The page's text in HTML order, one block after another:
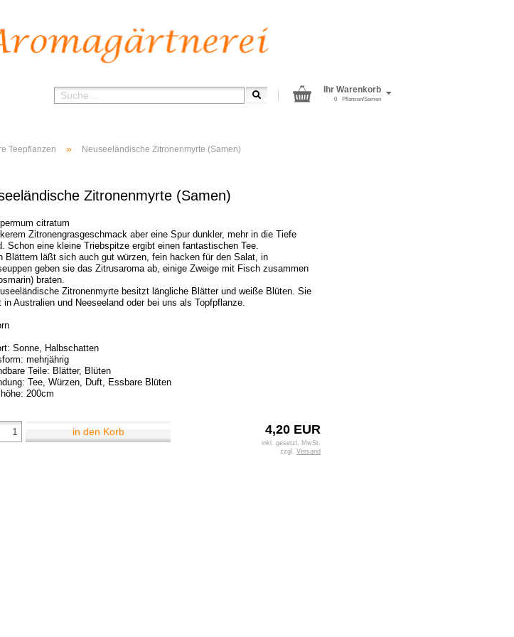
Ihr Warenkorb
Pflanzen/Samen
0
Teepflanzen » Neuseeländische Zitronenmyrte (Samen)
Zitronenmyrte (Samen)
citratum
Zitronengrasgeschmack aber eine Spur dunkler, mehr in die Tiefe
Schon eine kleine Triebspitze ergibt einen fantastischen Tee.
Blättern läßt sich auch gut würzen, fein hacken für den Salat, in
geben sie das Zitrusaroma ab, einige Zweige mit Fisch zusammen
braten.
Zitronenmyrte besitzt längliche Blätter und weiße Blüten. Sie
in Australien und Neeseeland oder bei uns als Topfpflanze.
Sonne, Halbschatten
mehrjährig
Teile: Blätter, Blüten
Tee, Würzen, Duft, Essbare Blüten
200cm
4,20 EUR
inkl. gesetzl. MwSt.
zzgl. Versand
in den Korb